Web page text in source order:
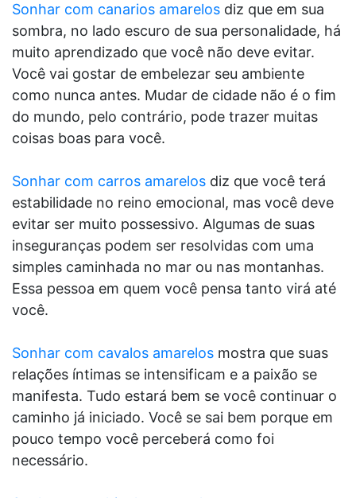
Sonhar com canarios amarelos diz que em sua
sombra, no lado escuro de sua personalidade, há
muito aprendizado que você não deve evitar.
Você vai gostar de embelezar seu ambiente
como nunca antes. Mudar de cidade não é o fim
do mundo, pelo contrário, pode trazer muitas
coisas boas para você.
Sonhar com carros amarelos diz que você terá
estabilidade no reino emocional, mas você deve
evitar ser muito possessivo. Algumas de suas
inseguranças podem ser resolvidas com uma
simples caminhada no mar ou nas montanhas.
Essa pessoa em quem você pensa tanto virá até
você.
Sonhar com cavalos amarelos mostra que suas
relações íntimas se intensificam e a paixão se
manifesta. Tudo estará bem se você continuar o
caminho já iniciado. Você se sai bem porque em
pouco tempo você perceberá como foi
necessário.